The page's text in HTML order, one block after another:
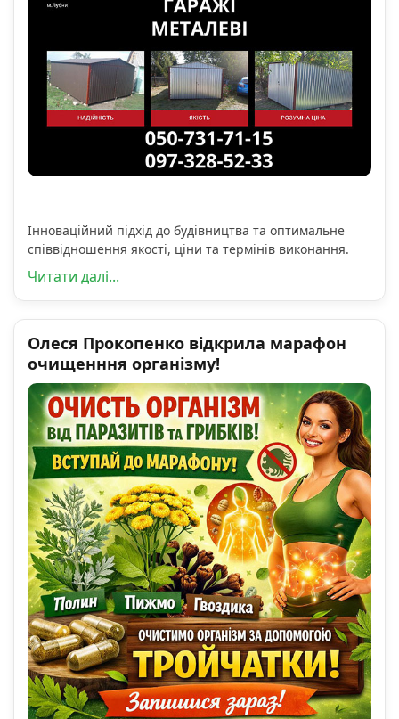
Інноваційний підхід до будівництва та оптимальне
співвідношення якості, ціни та термінів виконання.
Читати далі...
Олеся Прокопенко відкрила марафон
очищенння організму!